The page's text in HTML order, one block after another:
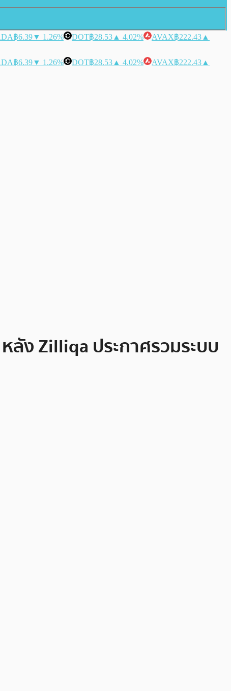
฿6.39▼ 1.26% DOT฿28.53 ▲ 4.02% AVAX฿222.43 ▲
฿6.39▼ 1.26% DOT฿28.53 ▲ 4.02% AVAX฿222.43 ▲
ง Zilliqa ประกาศรวมระบบ